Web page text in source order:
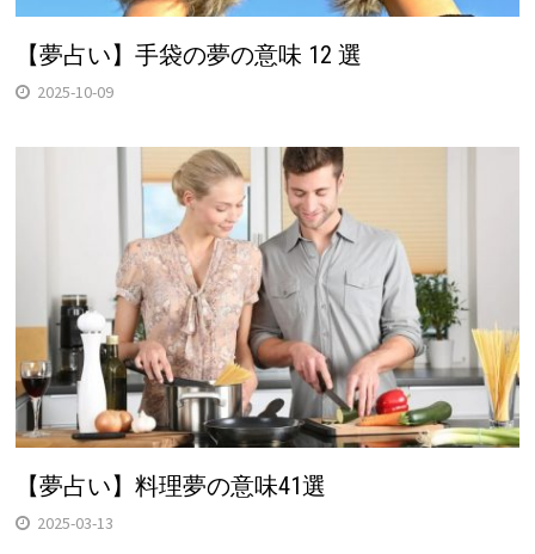
【夢占い】手袋の夢の意味 12 選
2025-10-09
【夢占い】料理夢の意味41選
2025-03-13